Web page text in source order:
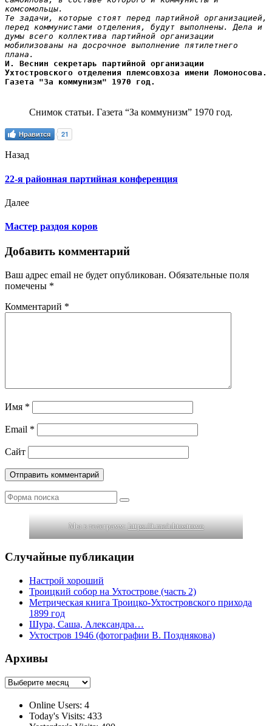
комсомольцы.
Те задачи, которые стоят перед партийной организацией,
перед коммунистами отделения, будут выполнены. Дела и
думы всего коллектива партийной организации
мобилизованы на досрочное выполнение пятилетнего
плана.
И. Веснин секретарь партийной организации
Ухтостровского отделения племсовхоза имени Ломоносова.
Газета "За коммунизм" 1970 год.
Снимок статьи. Газета “За коммунизм” 1970 год.
Нравится 21
Назад
22-я районная партийная конференция
Далее
Мастер раздоя коров
Добавить комментарий
Ваш адрес email не будет опубликован. Обязательные поля
помечены *
Комментарий *
Имя *
Email *
Сайт
Поиск
Мы в телеграмм:https://t.me/uhtostrovo
Случайные публикации
Настрой хороший
Троицкий собор на Ухтострове (часть 2)
Метрическая книга Троицко-Ухтостровского прихода
1899 год
Шура, Саша, Александра…
Ухтостров 1946 (фотографии В. Позднякова)
Архивы
Архивы
Online Users: 4
Today's Visits: 433